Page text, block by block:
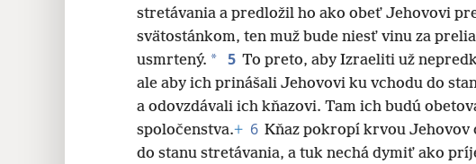
stretávania a predložil ho ako obeť Jehovovi
svätostánkom, ten muž bude niesť vinu za
usmrtený. * 5 To preto, aby Izraeliti už
ale aby ich prinášali Jehovovi ku vchodu do
a odovzdávali ich kňazovi. Tam ich budú
spoločenstva.+ 6 Kňaz pokropí krvou
do stanu stretávania, a tuk nechá dymiť ako